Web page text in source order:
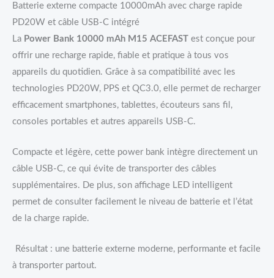
Batterie externe compacte 10000mAh avec charge rapide
PD20W et câble USB-C intégré
La Power Bank 10000 mAh M15 ACEFAST est conçue pour
offrir une recharge rapide, fiable et pratique à tous vos
appareils du quotidien. Grâce à sa compatibilité avec les
technologies PD20W, PPS et QC3.0, elle permet de recharger
efficacement smartphones, tablettes, écouteurs sans fil,
consoles portables et autres appareils USB-C.
Compacte et légère, cette power bank intègre directement un
câble USB-C, ce qui évite de transporter des câbles
supplémentaires. De plus, son affichage LED intelligent
permet de consulter facilement le niveau de batterie et l’état
de la charge rapide.
Résultat : une batterie externe moderne, performante et facile
à transporter partout.